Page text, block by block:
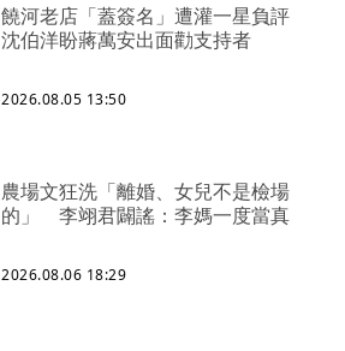
饒河老店「蓋簽名」遭灌一星負評
沈伯洋盼蔣萬安出面勸支持者
2026.08.05 13:50
農場文狂洗「離婚、女兒不是檢場
的」 李翊君闢謠：李媽一度當真
2026.08.06 18:29